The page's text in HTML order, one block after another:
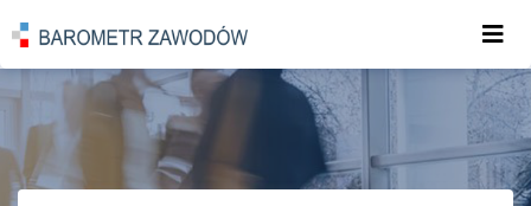
POWRÓT DO STRONY GŁÓWNEJ
PROGNOZY PROGNOZY NA MAPACH